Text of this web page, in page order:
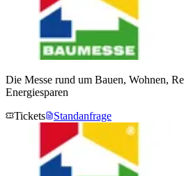
Die Messe rund um Bauen, Wohnen,
Energiesparen
Tickets
Standanfrage